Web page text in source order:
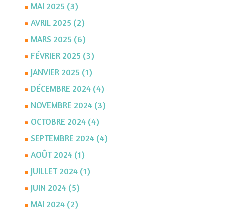
MAI 2025 (3)
AVRIL 2025 (2)
MARS 2025 (6)
FÉVRIER 2025 (3)
JANVIER 2025 (1)
DÉCEMBRE 2024 (4)
NOVEMBRE 2024 (3)
OCTOBRE 2024 (4)
SEPTEMBRE 2024 (4)
AOÛT 2024 (1)
JUILLET 2024 (1)
JUIN 2024 (5)
MAI 2024 (2)